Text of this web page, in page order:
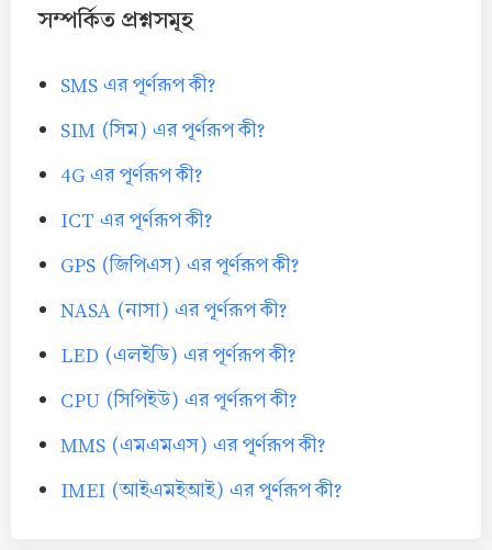
সম্পর্কিত প্রশ্নসমূহ
SMS এর পূর্ণরূপ কী?
SIM (সিম) এর পূর্ণরূপ কী?
4G এর পূর্ণরূপ কী?
ICT এর পূর্ণরূপ কী?
GPS (জিপিএস) এর পূর্ণরূপ কী?
NASA (নাসা) এর পূর্ণরূপ কী?
LED (এলইডি) এর পূর্ণরূপ কী?
CPU (সিপিইউ) এর পূর্ণরূপ কী?
MMS (এমএমএস) এর পূর্ণরূপ কী?
IMEI (আইএমইআই) এর পূর্ণরূপ কী?